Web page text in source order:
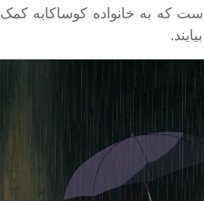
که به خانواده کوساکابه کمک